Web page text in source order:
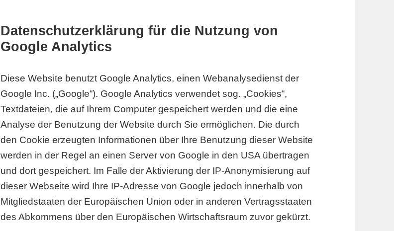
Datenschutzerklärung für die Nutzung von
Google Analytics
Diese Website benutzt Google Analytics, einen Webanalysedienst der
Google Inc. („Google“). Google Analytics verwendet sog. „Cookies“,
Textdateien, die auf Ihrem Computer gespeichert werden und die eine
Analyse der Benutzung der Website durch Sie ermöglichen. Die durch
den Cookie erzeugten Informationen über Ihre Benutzung dieser Website
werden in der Regel an einen Server von Google in den USA übertragen
und dort gespeichert. Im Falle der Aktivierung der IP-Anonymisierung auf
dieser Webseite wird Ihre IP-Adresse von Google jedoch innerhalb von
Mitgliedstaaten der Europäischen Union oder in anderen Vertragsstaaten
des Abkommens über den Europäischen Wirtschaftsraum zuvor gekürzt.